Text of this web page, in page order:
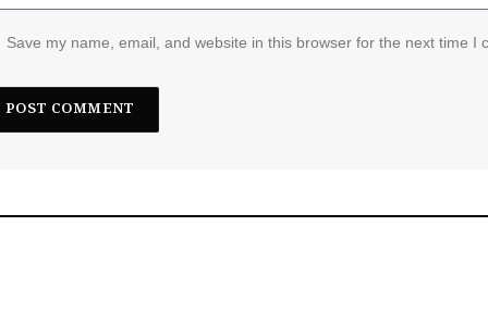
Save my name, email, and website in this browser for the next time I